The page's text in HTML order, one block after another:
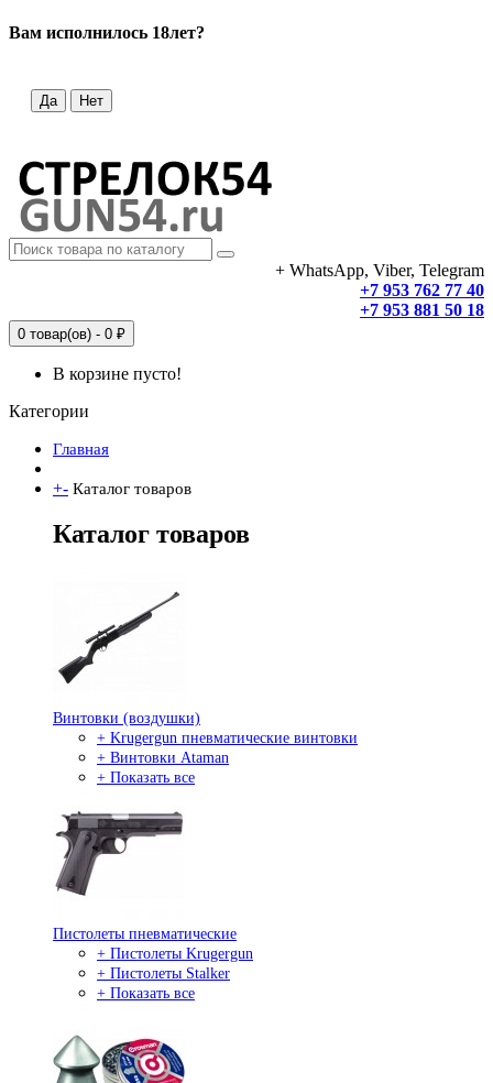
Вам исполнилось 18лет?
Да Нет
+ WhatsApp, Viber, Telegram
+7 953 762 77 40
+7 953 881 50 18
0 товар(ов) - 0 ₽
В корзине пусто!
Категории
Главная
+- Каталог товаров
Каталог товаров
Винтовки (воздушки)
+ Krugergun пневматические винтовки
+ Винтовки Ataman
+ Показать все
Пистолеты пневматические
+ Пистолеты Krugergun
+ Пистолеты Stalker
+ Показать все